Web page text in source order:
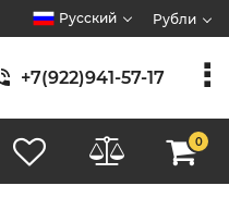
Русский Рубли
+7(922)941-57-17
0